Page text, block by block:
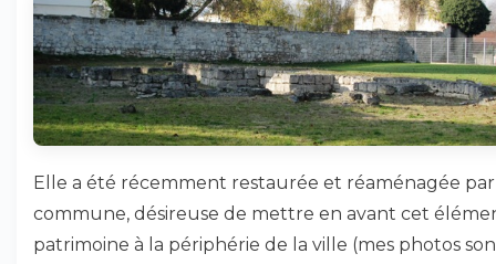
Elle a été récemment restaurée et réaménagée
commune, désireuse de mettre en avant cet
patrimoine à la périphérie de la ville (mes photos